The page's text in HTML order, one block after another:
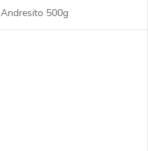
Andresito 500g